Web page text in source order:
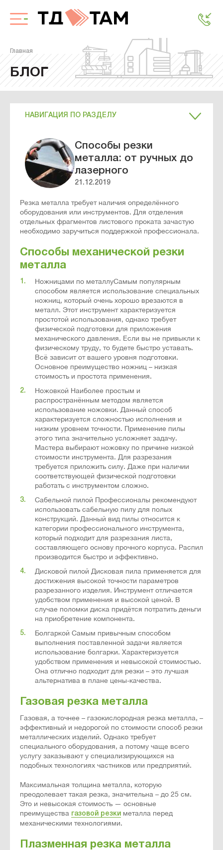
Главная
БЛОГ
НАВИГАЦИЯ ПО РАЗДЕЛУ
Способы резки
металла: от ручных до
лазерного
21.12.2019
Резка металла требует наличия определённого
оборудования или инструментов. Для отделения
отдельных фрагментов листового проката зачастую
необходимо заручиться поддержкой профессионала.
Способы механической резки
металла
Ножницами по металлуСамым популярным
способом является использование специальных
ножниц, который очень хорошо врезаются в
металл. Этот инструмент характеризуется
простотой использования, однако требует
физической подготовки для приложения
механического давления. Если вы не привыкли к
физическому труду, то будете быстро уставать.
Всё зависит от вашего уровня подготовки.
Основное преимущество ножниц – низкая
стоимость и простота применения.
Ножовкой Наиболее простым и
распространённым методом является
использование ножовки. Данный способ
характеризуется сложностью исполнения и
низким уровнем точности. Применение пилы
этого типа значительно усложняет задачу.
Мастера выбирают ножовку по причине низкой
стоимости инструмента. Для разрезания
требуется приложить силу. Даже при наличии
соответствующей физической подготовки
работать с инструментом сложно.
Сабельной пилой Профессионалы рекомендуют
использовать сабельную пилу для полых
конструкций. Данный вид пилы относится к
категории профессионального инструмента,
который подходит для разрезания листа,
составляющего основу прочного корпуса. Распил
производится быстро и эффективно.
Дисковой пилой Дисковая пила применяется для
достижения высокой точности параметров
разрезанного изделия. Инструмент отличается
удобством применения и высокой ценой. В
случае поломки диска придётся потратить деньги
на приобретение компонента.
Болгаркой Самым привычным способом
выполнения поставленной задачи является
использование болгарки. Характеризуется
удобством применения и невысокой стоимостью.
Она отлично подходит для резки – это лучшая
альтернатива в плане цены-качества.
Газовая резка металла
Газовая, а точнее – газокислородная резка металла, –
эффективный и недорогой по стоимости способ резки
металлических изделий. Однако требует
специального оборудования, а потому чаще всего
услугу заказывают у специализирующихся на
подобных технологиях частников или предприятий.
Максимальная толщина металла, которую
преодолевает такая резка, значительна – до 25 см.
Это и невысокая стоимость — основные
преимущества газовой резки металла перед
механическими технологиями.
Плазменная резка металла